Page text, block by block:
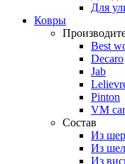
Для
Ковры
Best
Decaro
Jab
Pinton
VM
Состав
Из
Из
Из